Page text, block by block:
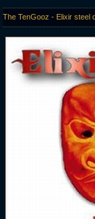
The TenGooz - Elixir steel